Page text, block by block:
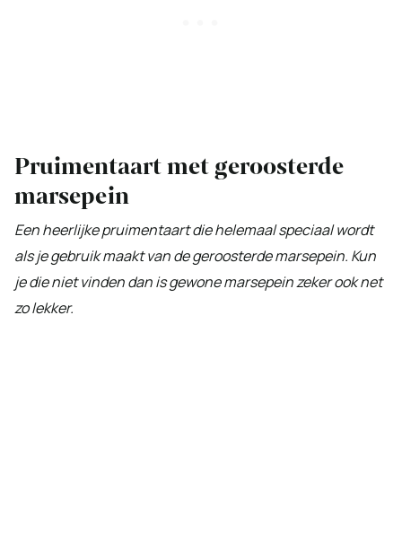
Pruimentaart met geroosterde
marsepein
Een heerlijke pruimentaart die helemaal speciaal wordt
als je gebruik maakt van de geroosterde marsepein. Kun
je die niet vinden dan is gewone marsepein zeker ook net
zo lekker.